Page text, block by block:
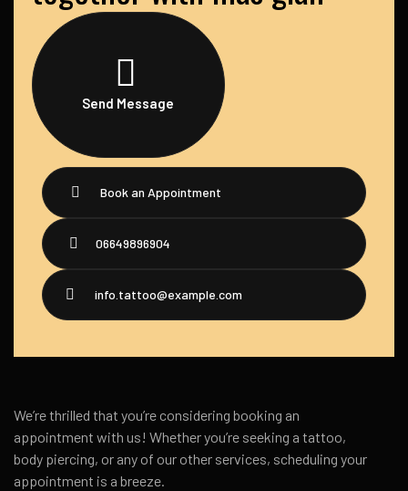
Send Message
Book an Appointment
06649896904
info.tattoo@example.com
We’re thrilled that you’re considering booking an
appointment with us! Whether you’re seeking a tattoo,
body piercing, or any of our other services, scheduling your
appointment is a breeze.